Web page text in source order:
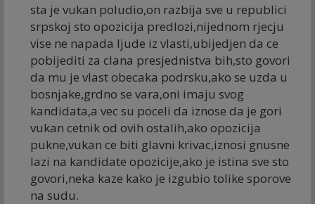
sta je vukan poludio,on razbija sve u republici
srpskoj sto opozicija predlozi,nijednom rjecju
vise ne napada ljude iz vlasti,ubijedjen da ce
pobijediti za clana presjednistva bih,sto govori
da mu je vlast obecaka podrsku,ako se uzda u
bosnjake,grdno se vara,oni imaju svog
kandidata,a vec su poceli da iznose da je gori
vukan cetnik od ovih ostalih,ako opozicija
pukne,vukan ce biti glavni krivac,iznosi gnusne
lazi na kandidate opozicije,ako je istina sve sto
govori,neka kaze kako je izgubio tolike sporove
na sudu.